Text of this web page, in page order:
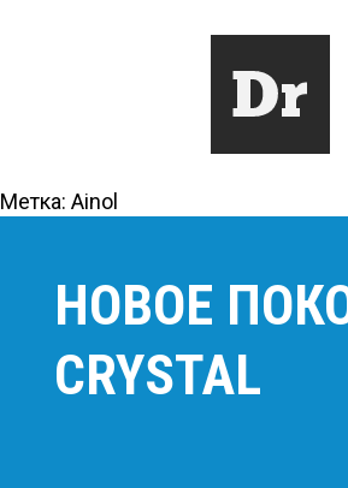
Метка: Ainol
НОВОЕ
CRYSTAL